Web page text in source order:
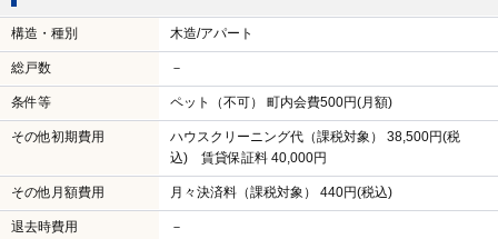
構造・種別 木造/アパート
総戸数 －
条件等 ペット（不可） 町内会費500円(月額)
その他初期費用
ハウスクリーニング代（課税対象） 38,500円(税
込) 賃貸保証料 40,000円
その他月額費用 月々決済料（課税対象） 440円(税込)
退去時費用
－